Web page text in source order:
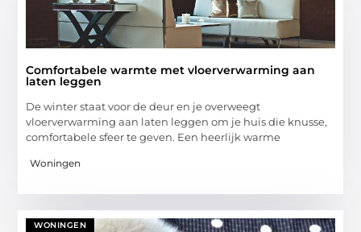
Comfortabele warmte met vloerverwarming aan
laten leggen
De winter staat voor de deur en je overweegt
vloerverwarming aan laten leggen om je huis die knusse,
comfortabele sfeer te geven. Een heerlijk warme
Woningen
WONINGEN